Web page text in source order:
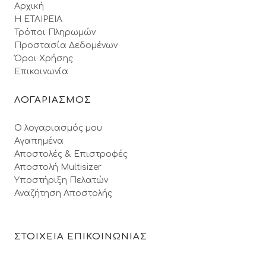
Αρχική
Η ΕΤΑΙΡΕΙΑ
Τρόποι Πληρωμών
Προστασία Δεδομένων
Όροι Xρήσης
Επικοινωνία
ΛΟΓΑΡΙΑΣΜΟΣ
Ο λογαριασμός μου
Αγαπημένα
Αποστολές & Επιστροφές
Αποστολή Multisizer
Υποστήριξη Πελατών
Αναζήτηση Αποστολής
ΣΤΟΙΧΕΙΑ ΕΠΙΚΟΙΝΩΝΙΑΣ